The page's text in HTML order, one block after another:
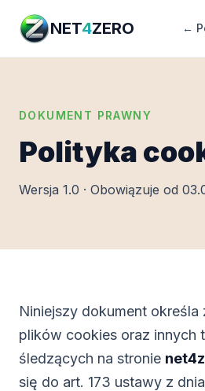
NET4ZERO ←
DOKUMENT PRAWNY
Polityka
Wersja 1.0 · Obowiązuje od
Niniejszy dokument określa
plików cookies oraz innych
śledzących na stronie
się do art. 173 ustawy z